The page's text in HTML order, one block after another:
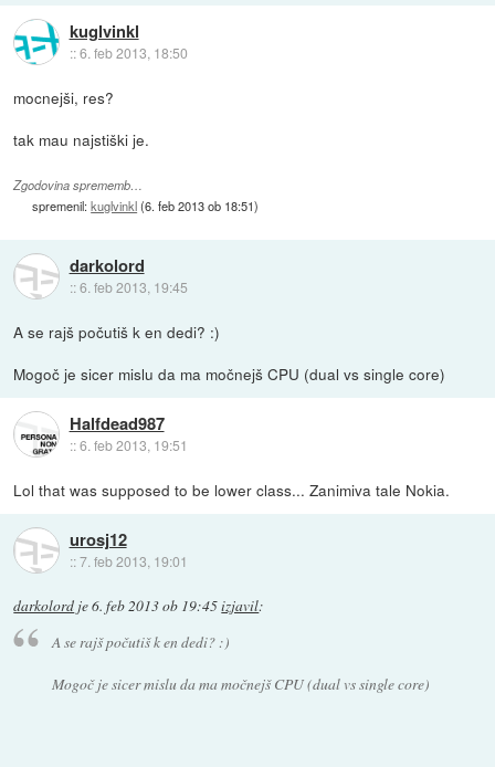
kuglvinkl
::6. feb 2013, 18:50
mocnejši, res?
tak mau najstiški je.
Zgodovina sprememb…
spremenil:kuglvinkl(6. feb 2013 ob 18:51)
darkolord
::6. feb 2013, 19:45
A se rajš počutiš k en dedi? :)
Mogoč je sicer mislu da ma močnejš CPU (dual vs single core)
Halfdead987
::6. feb 2013, 19:51
Lol that was supposed to be lower class... Zanimiva tale Nokia.
urosj12
::7. feb 2013, 19:01
darkolord je6. feb 2013 ob 19:45izjavil:
A se rajš počutiš k en dedi? :)
Mogoč je sicer mislu da ma močnejš CPU (dual vs single core)